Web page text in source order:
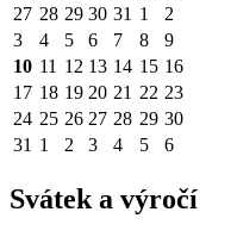
27 28 29 30 31 1
2
3
4 5 6 7 8
9
10 11 12 13 14 15 16
17 18 19 20 21 22 23
24 25 26 27 28 29 30
31 1 2 3 4 5 6
Svátek a výročí